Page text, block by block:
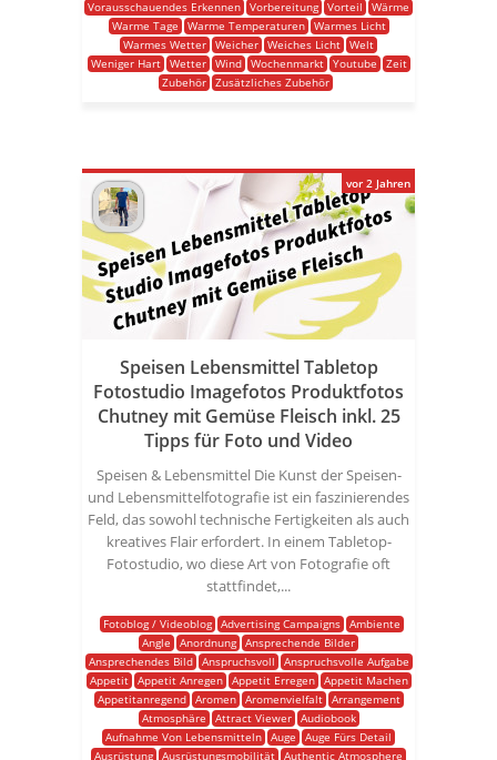
Vorausschauendes Erkennen Vorbereitung Vorteil
Wärme
Warme Tage
Warme Temperaturen
Warmes Licht
Warmes Wetter Weicher Weiches Licht Welt
Weniger Hart
Wetter Wind Wochenmarkt Youtube
Zeit
Zubehör Zusätzliches Zubehör
Speisen Lebensmittel Tabletop
Fotostudio Imagefotos Produktfotos
Chutney mit Gemüse Fleisch inkl. 25
Tipps für Foto und Video
Speisen & Lebensmittel Die Kunst der Speisen-
und Lebensmittelfotografie ist ein faszinierendes
Feld, das sowohl technische Fertigkeiten als auch
kreatives Flair erfordert. In einem Tabletop-
Fotostudio, wo diese Art von Fotografie oft
stattfindet,...
Fotoblog / Videoblog Advertising Campaigns
Ambiente
Angle
Anordnung Ansprechende Bilder
Ansprechendes Bild
Anspruchsvoll
Anspruchsvolle Aufgabe
Appetit
Appetit Anregen Appetit Erregen
Appetit Machen
Appetitanregend
Aromen Aromenvielfalt
Arrangement
Atmosphäre
Attract Viewer
Audiobook
Aufnahme Von Lebensmitteln Auge
Auge Fürs Detail
Ausrüstung Ausrüstungsmobilität Authentic Atmosphere
vor 2 Jahren